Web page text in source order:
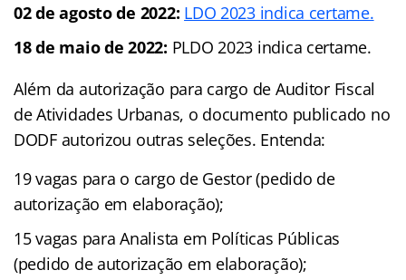
02 de agosto de 2022: LDO 2023 indica certame.
18 de maio de 2022: PLDO 2023 indica certame.
Além da autorização para cargo de Auditor Fiscal
de Atividades Urbanas, o documento publicado no
DODF autorizou outras seleções. Entenda:
19 vagas para o cargo de Gestor (pedido de
autorização em elaboração);
15 vagas para Analista em Políticas Públicas
(pedido de autorização em elaboração);